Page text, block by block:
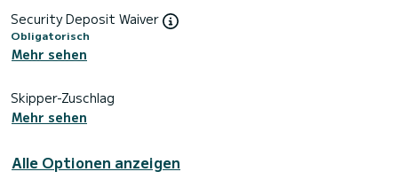
Security Deposit Waiver
Obligatorisch
Mehr sehen
Skipper-Zuschlag
Mehr sehen
Alle Optionen anzeigen